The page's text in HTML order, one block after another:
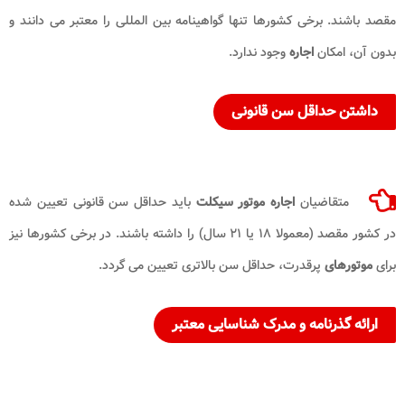
مقصد باشند. برخی کشورها تنها گواهینامه بین المللی را معتبر می دانند و
بدون آن، امکاناجارهوجود ندارد.
داشتن حداقل سن قانونی
متقاضیان اجاره موتور سیکلت باید حداقل سن قانونی تعیین شده
در کشور مقصد (معمولا ۱۸ یا ۲۱ سال) را داشته باشند. در برخی کشورها نیز
برایموتورهای پرقدرت، حداقل سن بالاتری تعیین می گردد.
ارائه گذرنامه و مدرک شناسایی معتبر